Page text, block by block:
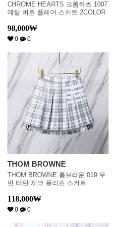
CHROME HEARTS 크롬하츠 1007
메탈 버튼 플레어 스커트 2COLOR
98,000₩
0 0
THOM BROWNE
THOM BROWNE 톰브라운 019 우
먼 타탄 체크 플리츠 스커트
118,000₩
0 0